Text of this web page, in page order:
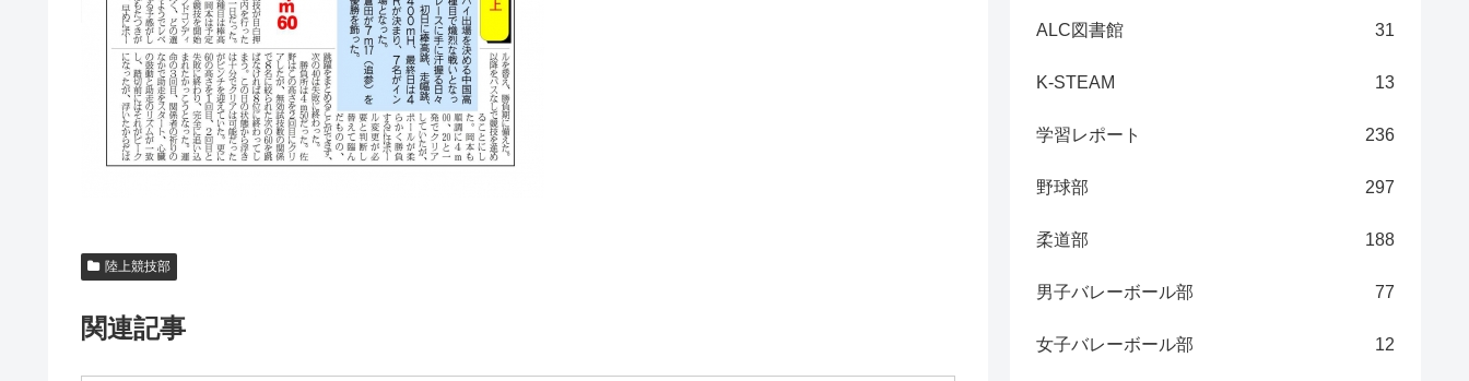
陸上競技部
関連記事
ALC図書館 31
K-STEAM 13
学習レポート 236
野球部 297
柔道部 188
男子バレーボール部 77
女子バレーボール部 12